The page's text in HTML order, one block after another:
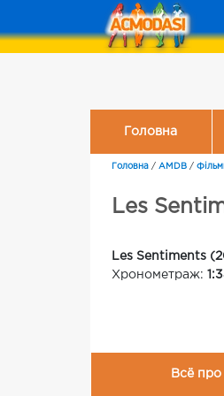
Головна
Головна / AMDB /
Les
Les Sentiments
Хронометраж:
Всё про